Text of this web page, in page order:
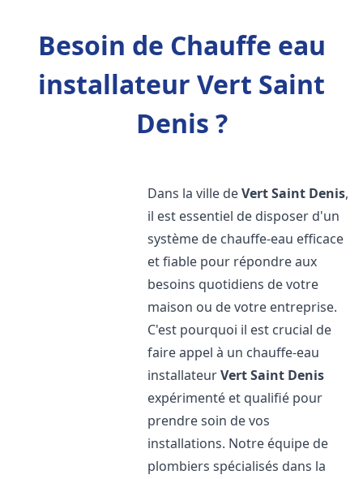
Besoin de Chauffe eau
installateur Vert Saint
Denis ?
Dans la ville deVert Saint Denis,
il est essentiel de disposer d'un
système de chauffe-eau efficace
et fiable pour répondre aux
besoins quotidiens de votre
maison ou de votre entreprise.
C'est pourquoi il est crucial de
faire appel à un chauffe-eau
installateurVert Saint Denis
expérimenté et qualifié pour
prendre soin de vos
installations. Notre équipe de
plombiers spécialisés dans la